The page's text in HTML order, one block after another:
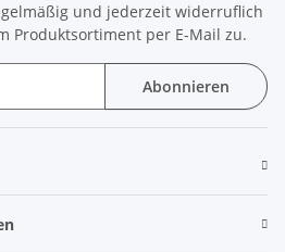
und jederzeit widerruflich
Produktsortiment per E-Mail zu.
Abonnieren